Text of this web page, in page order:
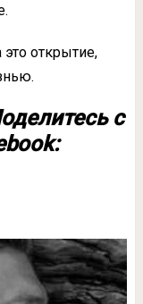
открытие,
с